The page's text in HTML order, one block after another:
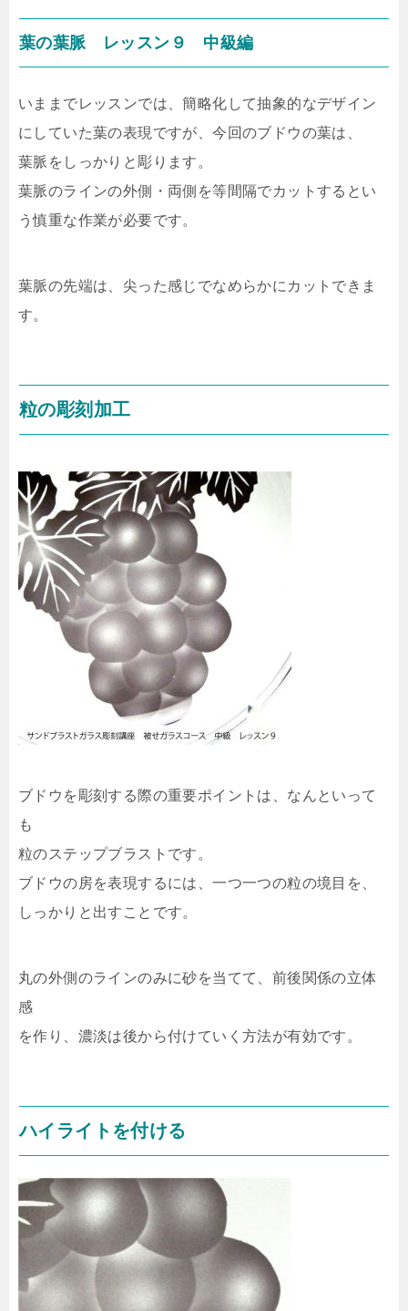
葉の葉脈 レッスン９ 中級編
いままでレッスンでは、簡略化して抽象的なデザイン
にしていた葉の表現ですが、今回のブドウの葉は、
葉脈をしっかりと彫ります。
葉脈のラインの外側・両側を等間隔でカットするとい
う慎重な作業が必要です。
葉脈の先端は、尖った感じでなめらかにカットできま
す。
粒の彫刻加工
ブドウを彫刻する際の重要ポイントは、なんといって
も
粒のステップブラストです。
ブドウの房を表現するには、一つ一つの粒の境目を、
しっかりと出すことです。
丸の外側のラインのみに砂を当てて、前後関係の立体
感
を作り、濃淡は後から付けていく方法が有効です。
ハイライトを付ける